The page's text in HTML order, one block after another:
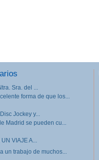
Sra. del ...
forma de que los...
Jockey y...
Madrid se pueden cu...
VIAJE A...
un trabajo de muchos...